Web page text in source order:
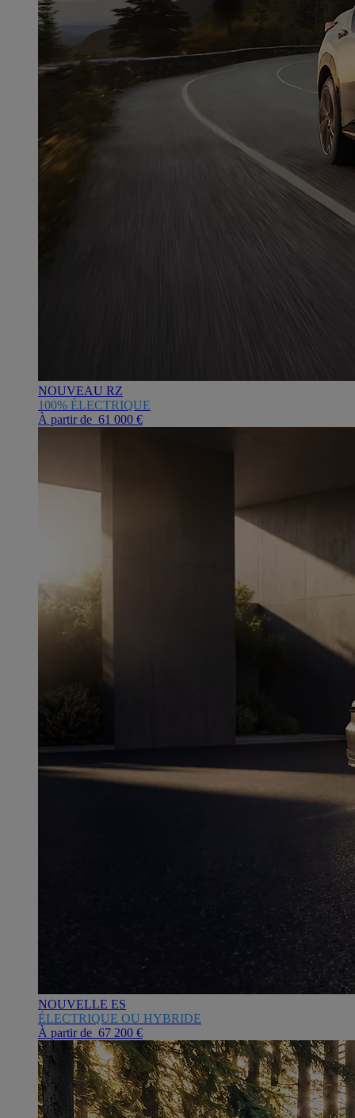
NOUVEAU RZ
100% ÉLECTRIQUE
À partir de 61 000 €
NOUVELLE ES
ÉLECTRIQUE OU HYBRIDE
À partir de 67 200 €